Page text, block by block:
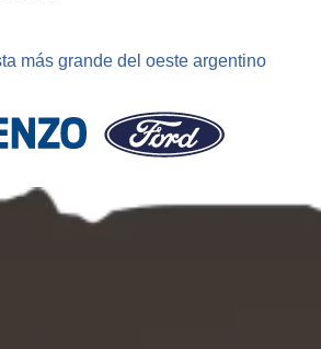
más grande del oeste argentino